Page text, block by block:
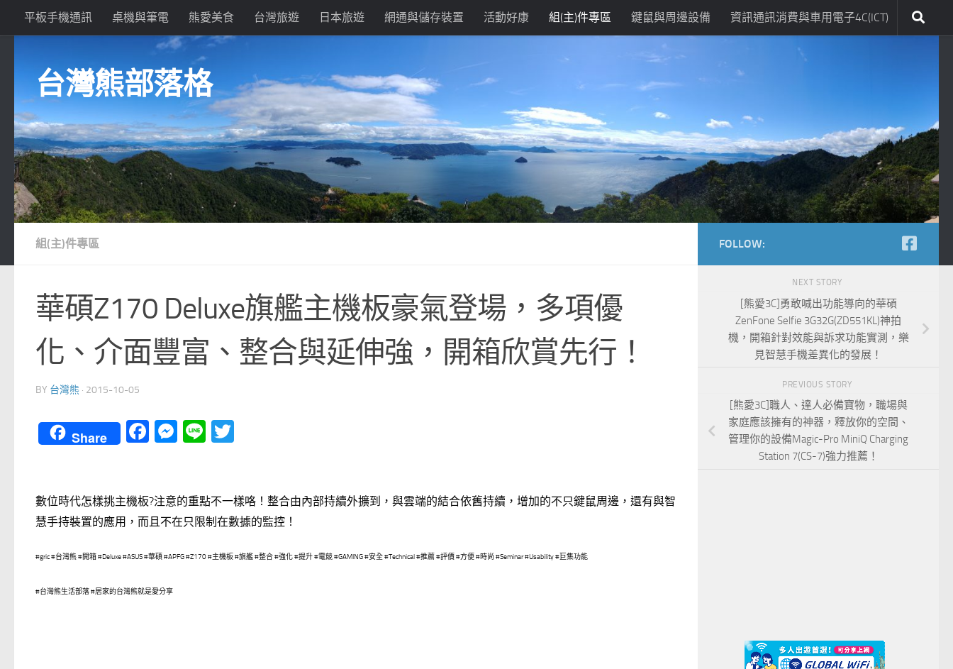
Skip to content
平板手機通訊 桌機與筆電 熊愛美食 台灣旅遊 日本旅遊 網通與儲存裝置 活動好康 組(主)件專區 鍵鼠與周邊設備 資訊通訊消費與車用電子4C(ICT)
台灣熊部落格
組(主)件專區
華碩Z170 Deluxe旗艦主機板豪氣登場，多項優
化、介面豐富、整合與延伸強，開箱欣賞先行！
BY 台灣熊 · 2015-10-05
Share Facebook
Messenger
Line
數位時代怎樣挑主機板?注意的重點不一樣咯！整合由內部持續外擴到，與雲端的結合依舊持續，增加的不只鍵鼠周邊，還有與智
慧手持裝置的應用，而且不在只限制在數據的監控！
#gric #台灣熊 #開箱 #Deluxe #ASUS #華碩 #APFG #Z170 #主機板 #旗艦 #整合 #強化 #提升 #電競 #GAMING #安全 #Technical #推薦 #評價 #方便 #時尚 #Seminar #Usability #巨集功能
#台灣熊生活部落 #居家的台灣熊就是愛分享
FOLLOW:
NEXT STORY
[熊愛3C]勇敢喊出功能導向的華碩
ZenFone Selfie 3G32G(ZD551KL)神拍
機，開箱針對效能與訴求功能實測，樂
見智慧手機差異化的發展！
PREVIOUS STORY
[熊愛3C]職人、達人必備寶物，職場與
家庭應該擁有的神器，釋放你的空間、
管理你的設備Magic-Pro MiniQ Charging
Station 7(CS-7)強力推薦！